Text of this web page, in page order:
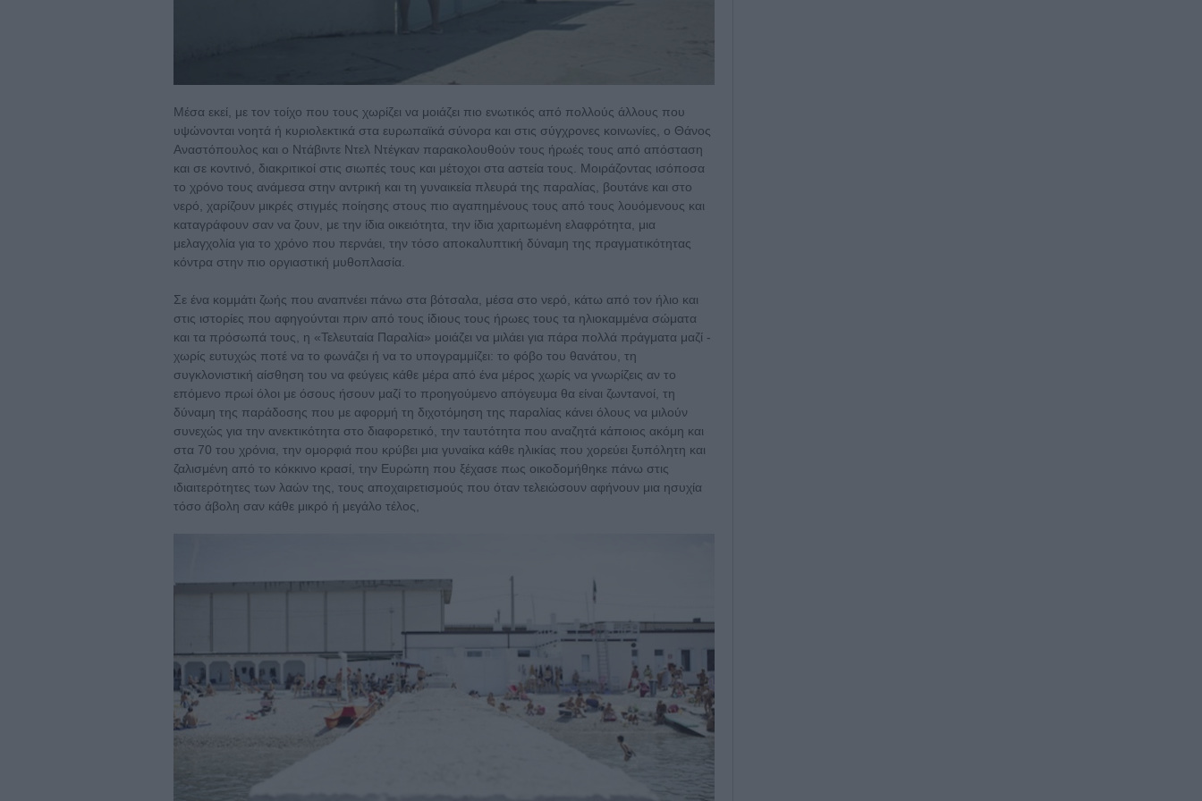
Μέσα εκεί, με τον τοίχο που τους χωρίζει να μοιάζει πιο ενωτικός από πολλούς άλλους που
υψώνονται νοητά ή κυριολεκτικά στα ευρωπαϊκά σύνορα και στις σύγχρονες κοινωνίες, ο Θάνος
Αναστόπουλος και ο Ντάβιντε Ντελ Ντέγκαν παρακολουθούν τους ήρωές τους από απόσταση
και σε κοντινό, διακριτικοί στις σιωπές τους και μέτοχοι στα αστεία τους. Μοιράζοντας ισόποσα
το χρόνο τους ανάμεσα στην αντρική και τη γυναικεία πλευρά της παραλίας, βουτάνε και στο
νερό, χαρίζουν μικρές στιγμές ποίησης στους πιο αγαπημένους τους από τους λουόμενους και
καταγράφουν σαν να ζουν, με την ίδια οικειότητα, την ίδια χαριτωμένη ελαφρότητα, μια
μελαγχολία για το χρόνο που περνάει, την τόσο αποκαλυπτική δύναμη της πραγματικότητας
κόντρα στην πιο οργιαστική μυθοπλασία.
Σε ένα κομμάτι ζωής που αναπνέει πάνω στα βότσαλα, μέσα στο νερό, κάτω από τον ήλιο και
στις ιστορίες που αφηγούνται πριν από τους ίδιους τους ήρωες τους τα ηλιοκαμμένα σώματα
και τα πρόσωπά τους, η «Τελευταία Παραλία» μοιάζει να μιλάει για πάρα πολλά πράγματα μαζί -
χωρίς ευτυχώς ποτέ να το φωνάζει ή να το υπογραμμίζει: το φόβο του θανάτου, τη
συγκλονιστική αίσθηση του να φεύγεις κάθε μέρα από ένα μέρος χωρίς να γνωρίζεις αν το
επόμενο πρωί όλοι με όσους ήσουν μαζί το προηγούμενο απόγευμα θα είναι ζωντανοί, τη
δύναμη της παράδοσης που με αφορμή τη διχοτόμηση της παραλίας κάνει όλους να μιλούν
συνεχώς για την ανεκτικότητα στο διαφορετικό, την ταυτότητα που αναζητά κάποιος ακόμη και
στα 70 του χρόνια, την ομορφιά που κρύβει μια γυναίκα κάθε ηλικίας που χορεύει ξυπόλητη και
ζαλισμένη από το κόκκινο κρασί, την Ευρώπη που ξέχασε πως οικοδομήθηκε πάνω στις
ιδιαιτερότητες των λαών της, τους αποχαιρετισμούς που όταν τελειώσουν αφήνουν μια ησυχία
τόσο άβολη σαν κάθε μικρό ή μεγάλο τέλος,